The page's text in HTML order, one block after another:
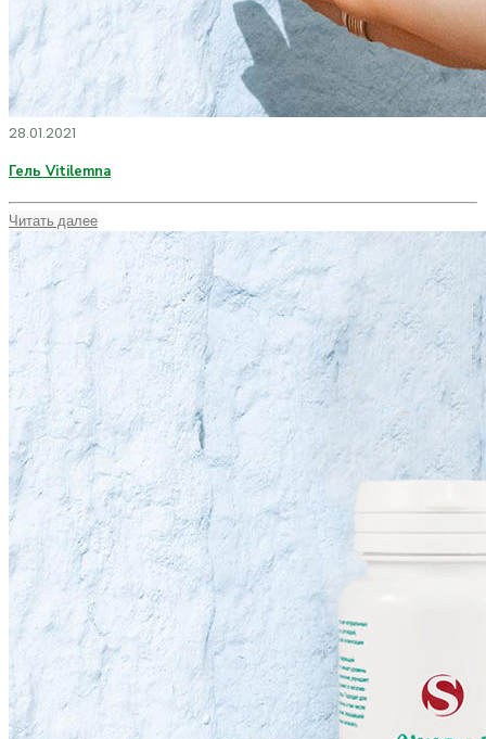
28.01.2021
Гель Vitilemna
Читать далее